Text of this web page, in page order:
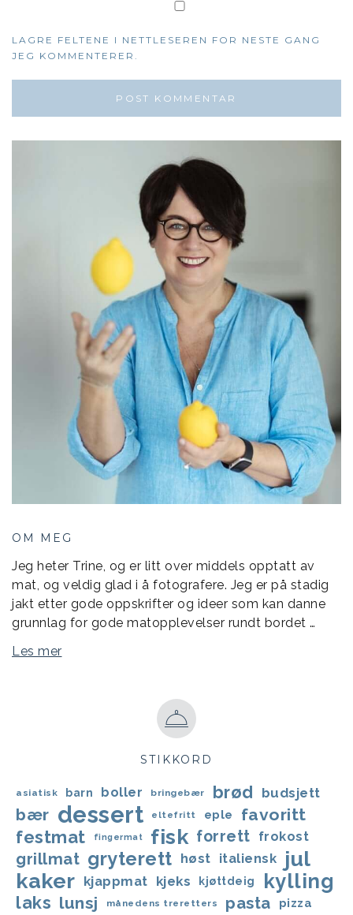
LAGRE FELTENE I NETTLESEREN FOR NESTE GANG
JEG KOMMENTERER.
OM MEG
Jeg heter Trine, og er litt over middels opptatt av
mat, og veldig glad i å fotografere. Jeg er på stadig
jakt etter gode oppskrifter og ideer som kan danne
grunnlag for gode matopplevelser rundt bordet …
Les mer
STIKKORD
asiatisk barn boller bringebær brød budsjett
bær dessert eltefritt eple favoritt
festmat fingermat fisk forrett frokost
grillmat gryterett høst italiensk
jul
kaker kjappmat kjeks kjøttdeig kylling
laks lunsj månedens treretters pasta pizza